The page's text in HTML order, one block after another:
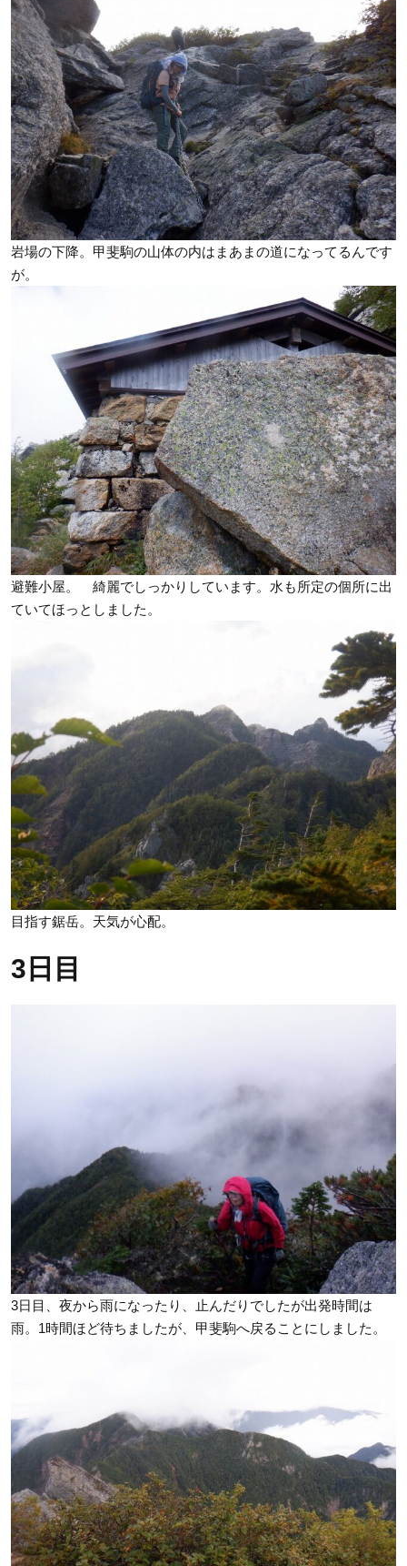
岩場の下降。甲斐駒の山体の内はまあまの道になってるんです
が。
避難小屋。 綺麗でしっかりしています。水も所定の個所に出
ていてほっとしました。
目指す鋸岳。天気が心配。
3日目
3日目、夜から雨になったり、止んだりでしたが出発時間は
雨。1時間ほど待ちましたが、甲斐駒へ戻ることにしました。